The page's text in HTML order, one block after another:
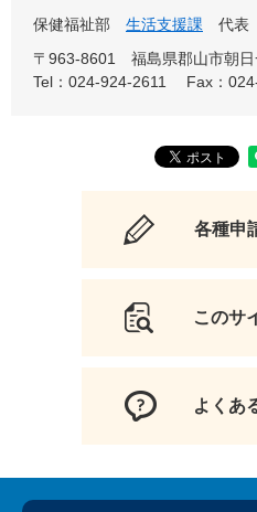
保健福祉部 生活支援課
代表
〒963-8601 福島県郡山市朝日
Tel：024-924-2611
Fax：
各種申
このサ
よくあ